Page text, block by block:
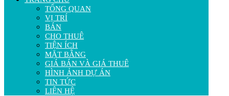
TỔNG QUAN
VỊ TRÍ
BÁN
CHO THUÊ
TIỆN ÍCH
MẶT BẰNG
GIÁ BÁN VÀ GIÁ THUÊ
HÌNH ẢNH DỰ ÁN
TIN TỨC
LIÊN HỆ